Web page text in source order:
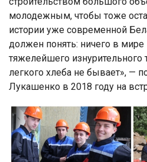
молодежным, чтобы тоже
истории уже современной
должен понять: ничего в мире
тяжелейшего изнурительного
легкого хлеба не бывает», —
Лукашенко в 2018 году на